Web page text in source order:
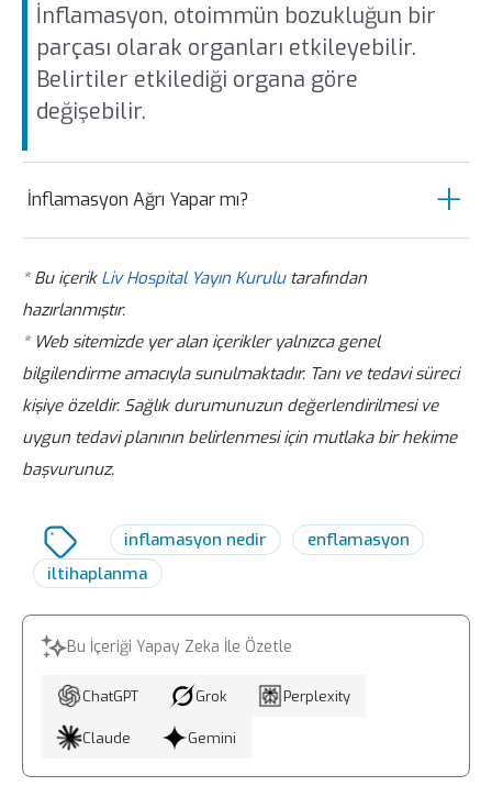
İnflamasyon, otoimmün bozukluğun bir
parçası olarak organları etkileyebilir.
Belirtiler etkilediği organa göre
değişebilir.
İnflamasyon Ağrı Yapar mı?
ve şiddetli ağrıya neden olabilir. Ağrı
sürekli, sabit, zonklayıcı, şekilde olabilir.
Ağrı, sıvı birikmesinin şişmeye yol açması
ve şişmiş dokuların hassas sinir uçlarına
baskı yapmasıyla meydana gelir.
* Bu içerik Liv Hospital Yayın Kurulutarafından
hazırlanmıştır.
* Web sitemizde yer alan içerikler yalnızca genel
bilgilendirme amacıyla sunulmaktadır. Tanı ve tedavi süreci
kişiye özeldir. Sağlık durumunuzun değerlendirilmesi ve
uygun tedavi planının belirlenmesi için mutlaka bir hekime
başvurunuz.
inflamasyon nedir
enflamasyon
iltihaplanma
Bu İçeriği Yapay Zeka İle Özetle
ChatGPT Grok Perplexity
Claude Gemini